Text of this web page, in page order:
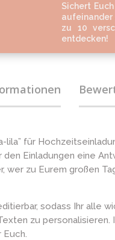
Sichert
zu 10
entdecken!
lila” für
den Einladungen eine
wer zu Eurem großen
sodass Ihr alle
zu
Euch.